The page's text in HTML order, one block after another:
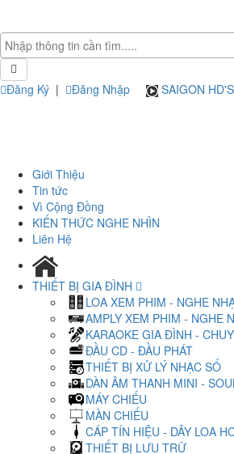
Đăng Ký | Đăng Nhập SAIGON
Giới Thiệu
Tin tức
Vì Cộng Đồng
KIẾN THỨC NGHE NHÌN
Liên Hệ
THIẾT BỊ GIA ĐÌNH
LOA XEM PHIM - NGHE
AMPLY XEM PHIM - NGHE
KARAOKE GIA ĐÌNH -
ĐẦU CD - ĐẦU PHÁT
THIẾT BỊ XỬ LÝ NHẠC SỐ
DÀN ÂM THANH MINI -
MÁY CHIẾU
MÀN CHIẾU
CÁP TÍN HIỆU - DÂY LOA
THIẾT BỊ LƯU TRỮ